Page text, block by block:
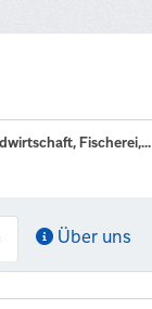
Fischerei,...
Über uns